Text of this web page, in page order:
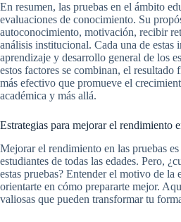
En resumen, las pruebas en el ámbito
evaluaciones de conocimiento. Su
autoconocimiento, motivación, recibir
análisis institucional. Cada una de estas
aprendizaje y desarrollo general de los
estos factores se combinan, el resultado
más efectivo que promueve el
académica y más allá.
Estrategias para mejorar el rendimiento
Mejorar el rendimiento en las pruebas
estudiantes de todas las edades. Pero,
estas pruebas? Entender el motivo de la
orientarte en cómo prepararte mejor.
valiosas que pueden transformar tu